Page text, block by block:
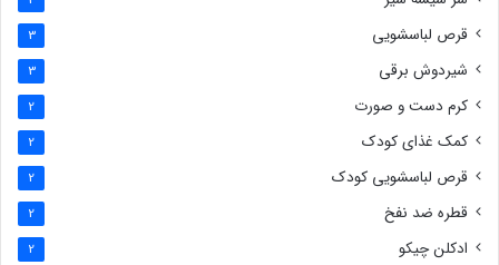
قرص لباسشویی 3
شیردوش برقی 3
کرم دست و صورت 2
کمک غذای کودک 2
قرص لباسشویی کودک 2
قطره ضد نفخ 2
ادکلن چیکو 2